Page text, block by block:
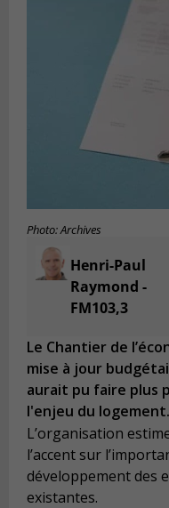
Photo: Archives
Henri-Paul
Raymond -
FM103,3
Le Chantier de
mise à jour
aurait pu faire plus
l'enjeu du logement.
L’organisation
l’accent sur
développement des
existantes.